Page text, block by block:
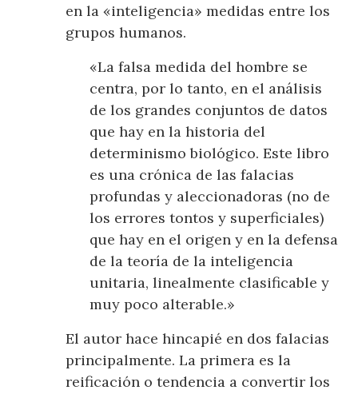
en la «inteligencia» medidas entre los
grupos humanos.
«La falsa medida del hombre se
centra, por lo tanto, en el análisis
de los grandes conjuntos de datos
que hay en la historia del
determinismo biológico. Este libro
es una crónica de las falacias
profundas y aleccionadoras (no de
los errores tontos y superficiales)
que hay en el origen y en la defensa
de la teoría de la inteligencia
unitaria, linealmente clasificable y
muy poco alterable.»
El autor hace hincapié en dos falacias
principalmente. La primera es la
reificación o tendencia a convertir los